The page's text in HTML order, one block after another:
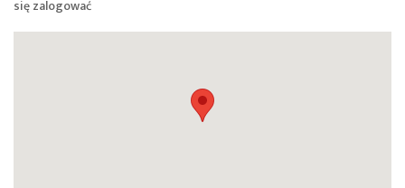
sięzalogować